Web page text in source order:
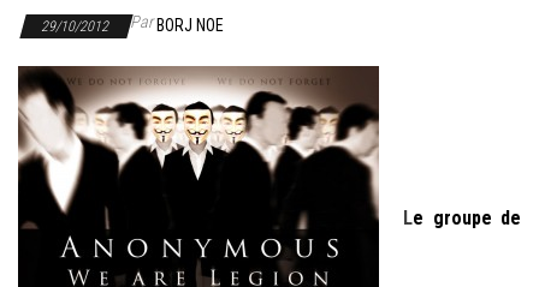
29/10/2012 ParBORJ NOE
Le groupe de